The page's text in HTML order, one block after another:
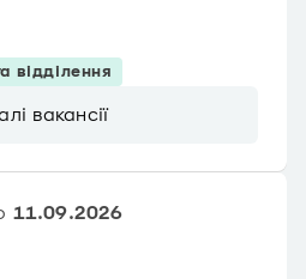
відділення
вакансії
11.09.2026